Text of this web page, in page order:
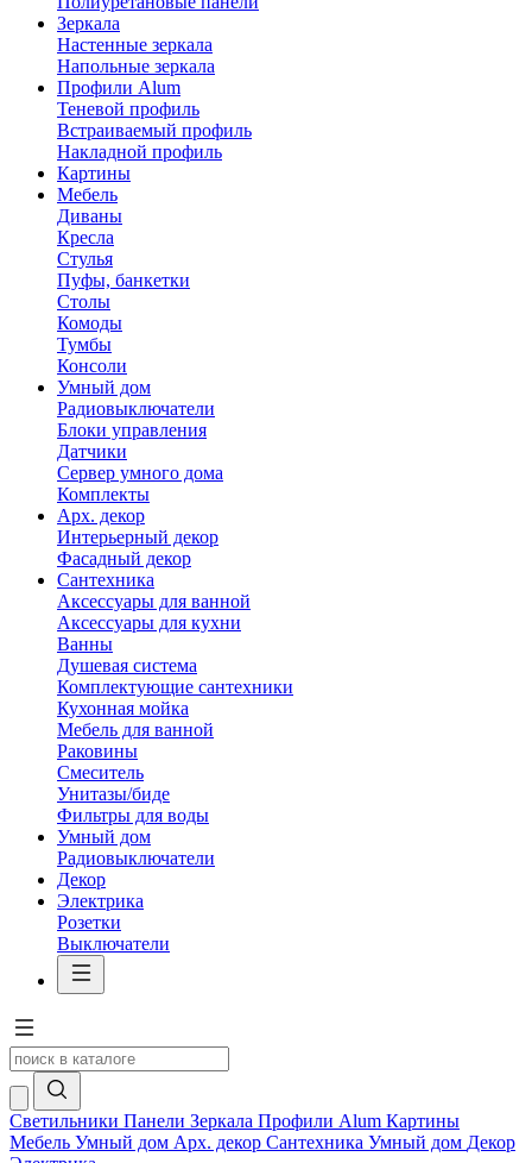
Зеркала
Настенные зеркала
Напольные зеркала
Профили Alum
Теневой профиль
Встраиваемый профиль
Накладной профиль
Картины
Мебель
Диваны
Кресла
Стулья
Пуфы, банкетки
Столы
Комоды
Тумбы
Консоли
Умный дом
Радиовыключатели
Блоки управления
Датчики
Сервер умного дома
Комплекты
Арх. декор
Интерьерный декор
Фасадный декор
Сантехника
Аксессуары для ванной
Аксессуары для кухни
Ванны
Душевая система
Комплектующие сантехники
Кухонная мойка
Мебель для ванной
Раковины
Смеситель
Унитазы/биде
Фильтры для воды
Умный дом
Радиовыключатели
Декор
Электрика
Розетки
Выключатели
Светильники Панели Зеркала Профили Alum Картины
Мебель Умный дом Арх. декор Сантехника Умный дом Декор